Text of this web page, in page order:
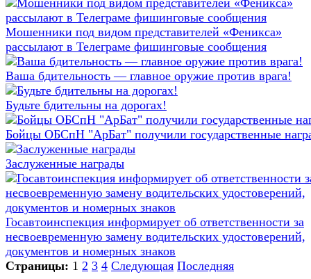
Мошенники под видом представителей «Феникса»
рассылают в Телеграме фишинговые сообщения
Ваша бдительность — главное оружие против врага!
Будьте бдительны на дорогах!
Бойцы ОБСпН "АрБат" получили государственные
Заслуженные награды
Госавтоинспекция информирует об ответственности за
несвоевременную замену водительских удостоверений,
документов и номерных знаков
Страницы: 1 2 3 4 Следующая Последняя